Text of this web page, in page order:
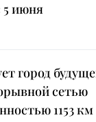
5 июня
город
сетью
1153 км